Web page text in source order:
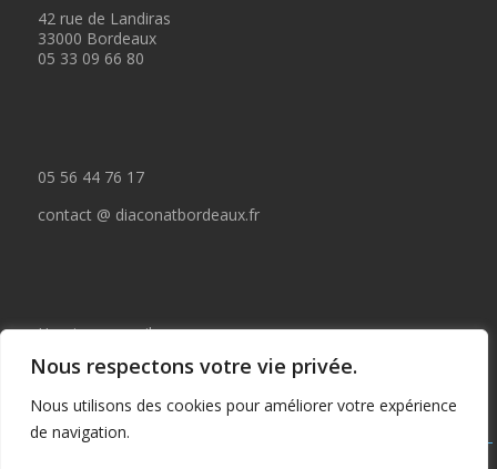
Nous respectons votre vie privée.
Nous utilisons des cookies pour améliorer votre expérience
de navigation.
42 rue de Landiras
33000 Bordeaux
05 33 09 66 80
05 56 44 76 17
contact @ diaconatbordeaux.fr
Horaires accueil :
du lundi au jeudi de 09:00 à 12:30
et de 14:00 à 17:00